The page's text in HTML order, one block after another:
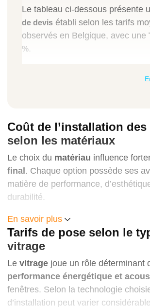
Le tableau ci-dessous présente
de devis établi selon les tarifs
observés en Belgique, avec une
%.
Coût de l’installation des
selon les matériaux
Le choix du matériau influence
final. Chaque option possède ses
matière de performance,
durabilité.
Prix de l’installation des fenêtres
LePVCoffre un excellent rapport
bonne isolation thermique et
entretien minimal.
Prix estimé : entre 250 € et 600 €
comprise).
En savoir plus
Tarifs de pose selon le
vitrage
Le vitrage joue un rôle déterminant
performance énergétique et
fenêtres. Selon la technologie
d’installation peut varier